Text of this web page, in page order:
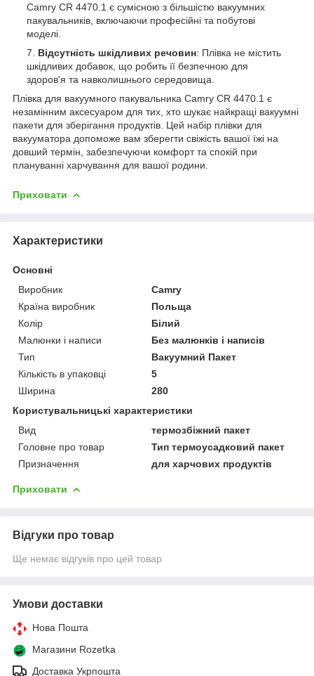
Camry CR 4470.1 є сумісною з більшістю вакуумних
пакувальників, включаючи професійні та побутові
моделі.
Відсутність шкідливих речовин: Плівка не містить
шкідливих добавок, що робить її безпечною для
здоров'я та навколишнього середовища.
Плівка для вакуумного пакувальника Camry CR 4470.1 є
незамінним аксесуаром для тих, хто шукає найкращі вакуумні
пакети для зберігання продуктів. Цей набір плівки для
вакууматора допоможе вам зберегти свіжість вашої їжі на
довший термін, забезпечуючи комфорт та спокій при
плануванні харчування для вашої родини.
Приховати
Характеристики
Основні
Виробник
Camry
Країна виробник
Польща
Колір
Білий
Малюнки і написи
Без малюнків і написів
Тип
Вакуумний Пакет
Кількість в упаковці
5
Ширина
280
Користувальницькі характеристики
Вид
термозбіжний пакет
Головне про товар
Тип термоусадковий пакет
Призначення
для харчових продуктів
Приховати
Відгуки про товар
Ще немає відгуків про цей товар
Умови доставки
Нова Пошта
Магазини Rozetka
Доставка Укрпошта